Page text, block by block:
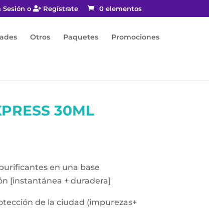
o Regístrate 0 elementos
Otros Paquetes Promociones
30ML
en una base
[instantánea + duradera]
de la ciudad (impurezas+